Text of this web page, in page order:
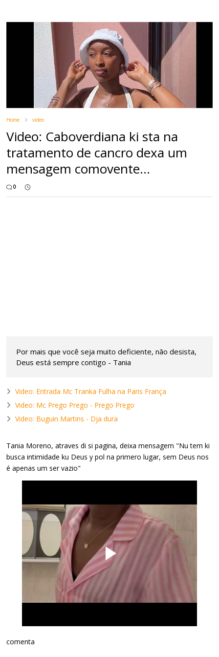
Home video
Video: Caboverdiana ki sta na
tratamento de cancro dexa um
mensagem comovente...
0
Por mais que você seja muito deficiente, não desista,
Deus está sempre contigo - Tania
Video: Entrada Mc Tranka Fulha na Paris França
Video: Mc Prego Prego - Prego Prego
Video: Buguin Martins - Dja dura
Tania Moreno, atraves di si pagina, deixa mensagem "Nu tem ki
busca intimidade ku Deus y pol na primero lugar, sem Deus nos
é apenas um ser vazio"
comenta